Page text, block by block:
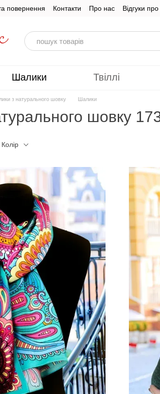
повернення Контакти Про нас Відгуки
Шалики Твіллі
з натурального шовку Шалики
шовку
Колір